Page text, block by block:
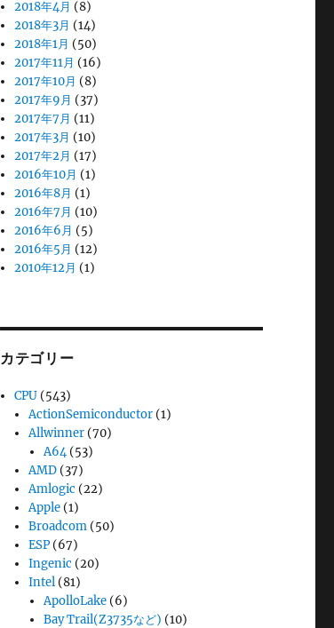
2018年4月 (8)
2018年3月 (14)
2018年1月 (50)
2017年11月 (16)
2017年10月 (8)
2017年9月 (37)
2017年7月 (11)
2017年3月 (10)
2017年2月 (17)
2016年10月 (1)
2016年8月 (1)
2016年7月 (10)
2016年6月 (5)
2016年5月 (12)
2010年12月 (1)
カテゴリー
CPU (543)
ActionSemiconductor (1)
Allwinner (70)
A64(53)
AMD (37)
Amlogic (22)
Apple (1)
Broadcom (50)
ESP (67)
Ingenic (20)
Intel (81)
ApolloLake(6)
Bay Trail(Z3735など) (10)